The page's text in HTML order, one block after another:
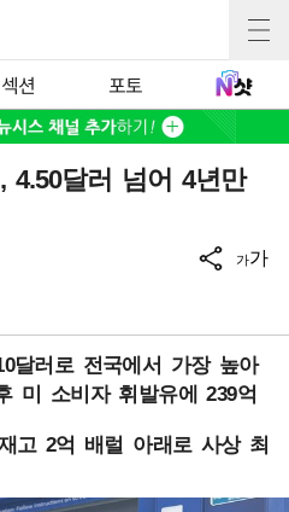
섹션 포토
4.50달러 넘어 4년만
가가
달러로 전국에서 가장 높아
미 소비자 휘발유에 239억
고 2억 배럴 아래로 사상 최